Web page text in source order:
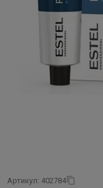
Артикул: 402784